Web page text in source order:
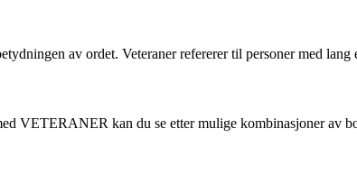
av ordet. Veteraner refererer til personer med
VETERANER kan du se etter mulige kombinasjoner av